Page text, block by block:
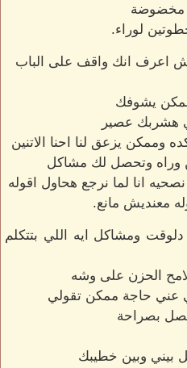
مخضوضة
لوراء.
اعرف انك واقف على الباب
يشوفك
هشربك عصير
وممكن يزعق لنا احنا الاتنين
وراه وتحصل لك مشاكل
انا لما نرجع هحاول اقوله
معنديش مانع.
ومشاكل ايه اللي بتتكلم
الحزن على وشه
عني حاجة ممكن تقولي
بصراحة
بيني وبين خطيبك